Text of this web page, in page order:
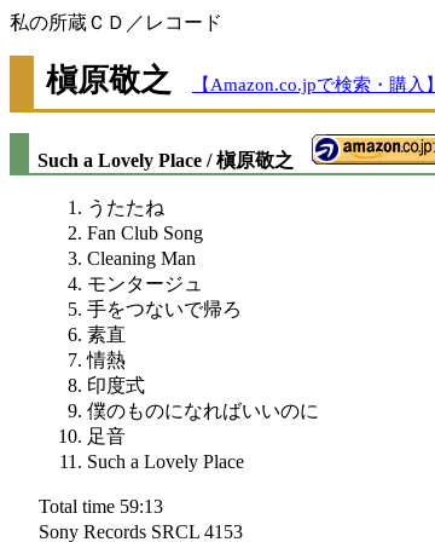
私の所蔵ＣＤ／レコード
槇原敬之 【Amazon.co.jpで検索・購入】
Such a Lovely Place / 槇原敬之
うたたね
Fan Club Song
Cleaning Man
モンタージュ
手をつないで帰ろ
素直
情熱
印度式
僕のものになればいいのに
足音
Such a Lovely Place
Total time 59:13
Sony Records SRCL 4153